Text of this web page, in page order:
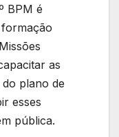
BPM é
as
plano de
esses
pública.